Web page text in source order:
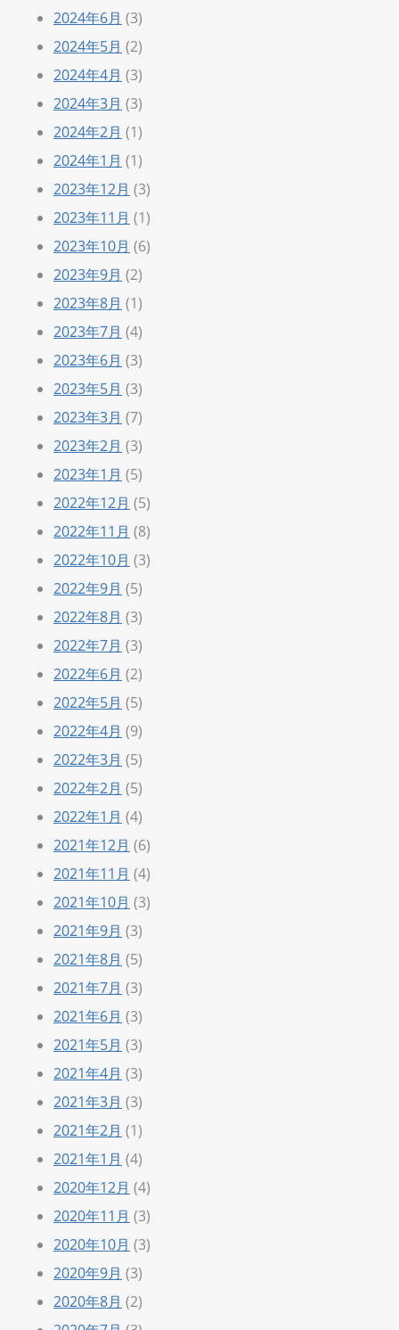
2024年6月 (3)
2024年5月 (2)
2024年4月 (3)
2024年3月 (3)
2024年2月 (1)
2024年1月 (1)
2023年12月 (3)
2023年11月 (1)
2023年10月 (6)
2023年9月 (2)
2023年8月 (1)
2023年7月 (4)
2023年6月 (3)
2023年5月 (3)
2023年3月 (7)
2023年2月 (3)
2023年1月 (5)
2022年12月 (5)
2022年11月 (8)
2022年10月 (3)
2022年9月 (5)
2022年8月 (3)
2022年7月 (3)
2022年6月 (2)
2022年5月 (5)
2022年4月 (9)
2022年3月 (5)
2022年2月 (5)
2022年1月 (4)
2021年12月 (6)
2021年11月 (4)
2021年10月 (3)
2021年9月 (3)
2021年8月 (5)
2021年7月 (3)
2021年6月 (3)
2021年5月 (3)
2021年4月 (3)
2021年3月 (3)
2021年2月 (1)
2021年1月 (4)
2020年12月 (4)
2020年11月 (3)
2020年10月 (3)
2020年9月 (3)
2020年8月 (2)